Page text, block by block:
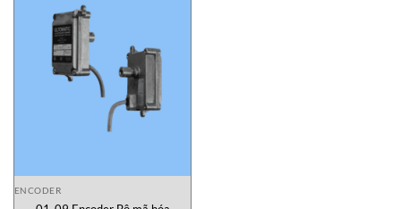
ENCODER